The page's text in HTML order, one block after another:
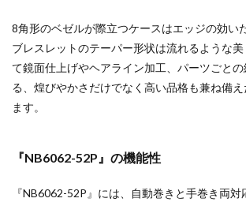
8角形のベゼルが際立つケースはエッジの効い
ブレスレットのテーパー形状は流れるような美
て鏡面仕上げやヘアライン加工、パーツごと
る、煌びやかさだけでなく高い品格も兼ね備
ます。
『NB6062-52P』の機能性
『NB6062-52P』には、自動巻きと手巻き両